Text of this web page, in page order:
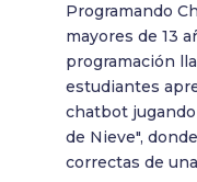
Programando
mayores de 13
programación
estudiantes
chatbot
de Nieve",
correctas de